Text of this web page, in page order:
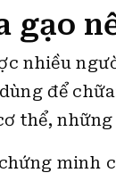
gạo
nhiều
để
thể,
minh